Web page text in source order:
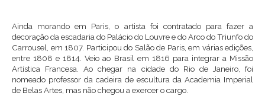
Ainda morando em Paris, o artista foi contratado para fazer a
decoração da escadaria do Palácio do Louvre e do Arco do Triunfo do
Carrousel, em 1807. Participou do Salão de Paris, em várias edições,
entre 1808 e 1814. Veio ao Brasil em 1816 para integrar a Missão
Artística Francesa. Ao chegar na cidade do Rio de Janeiro, foi
nomeado professor da cadeira de escultura da Academia Imperial
de Belas Artes, mas não chegou a exercer o cargo.